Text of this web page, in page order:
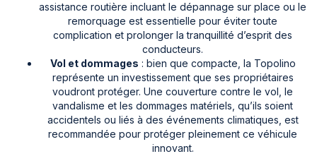
assistance routière incluant le dépannage sur place ou le
remorquage est essentielle pour éviter toute
complication et prolonger la tranquillité d’esprit des
conducteurs.
Vol et dommages : bien que compacte, la Topolino
représente un investissement que ses propriétaires
voudront protéger. Une couverture contre le vol, le
vandalisme et les dommages matériels, qu’ils soient
accidentels ou liés à des événements climatiques, est
recommandée pour protéger pleinement ce véhicule
innovant.